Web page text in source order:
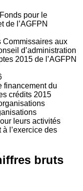
pour le
de l’AGFPN
Commissaires aux
d’administration
2015 de l’AGFPN
financement du
crédits 2015
leurs activités
l’exercice des
bruts